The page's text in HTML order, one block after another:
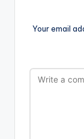
Your email